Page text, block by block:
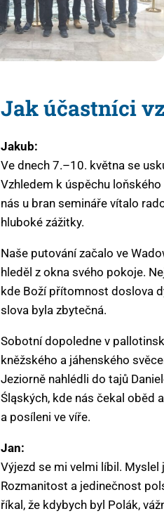
Jak účastníci
Jakub:
Ve dnech 7.–10. května se
Vzhledem k úspěchu
nás u bran semináře vítalo
hluboké zážitky.
Naše putování začalo ve
hleděl z okna svého pokoje.
kde Boží přítomnost doslova
slova byla zbytečná.
Sobotní dopoledne v
kněžského a jáhenského
Jeziorně nahlédli do tajů
Śląských, kde nás čekal oběd
a posíleni ve víře.
Jan:
Výjezd se mi velmi líbil.
Rozmanitost a jedinečnost
říkal, že kdybych byl Polák,